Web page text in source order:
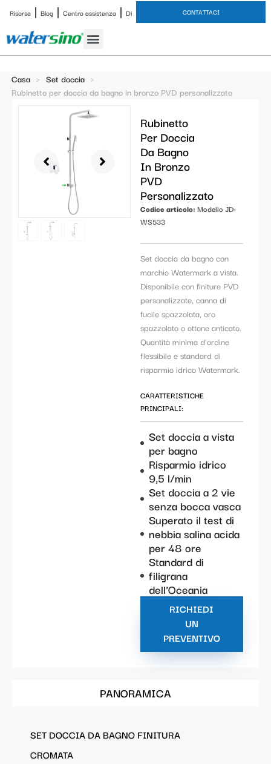
Risorse Blog Centro assistenza Di CONTATTACI
Casa > Set doccia >
Rubinetto per doccia da bagno in bronzo PVD personalizzato
Rubinetto
Per Doccia
Da Bagno
In Bronzo
PVD
Personalizzato
Codice articolo: Modello JD-
WS533
Set doccia da bagno con
marchio Watermark a vista.
Disponibile con finiture PVD
personalizzate, canna di
fucile spazzolata, oro
spazzolato o ottone anticato.
Quantità minima d'ordine
flessibile e standard di
risparmio idrico Watermark.
CARATTERISTICHE
PRINCIPALI:
Set doccia a vista
per bagno
Risparmio idrico
9,5 l/min
Set doccia a 2 vie
senza bocca vasca
Superato il test di
nebbia salina acida
per 48 ore
Standard di
filigrana
dell'Oceania
RICHIEDI
UN
PREVENTIVO
PANORAMICA
SET DOCCIA DA BAGNO FINITURA
CROMATA